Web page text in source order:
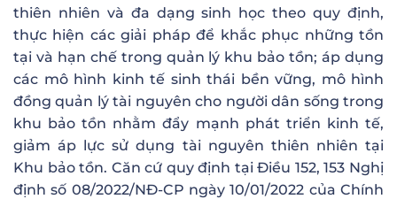
thiên nhiên và đa dạng sinh học theo quy định,
thực hiện các giải pháp để khắc phục những tồn
tại và hạn chế trong quản lý khu bảo tồn; áp dụng
các mô hình kinh tế sinh thái bền vững, mô hình
đồng quản lý tài nguyên cho người dân sống trong
khu bảo tồn nhằm đẩy mạnh phát triển kinh tế,
giảm áp lực sử dụng tài nguyên thiên nhiên tại
Khu bảo tồn. Căn cứ quy định tại Điều 152, 153 Nghị
định số 08/2022/NĐ-CP ngày 10/01/2022 của Chính